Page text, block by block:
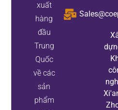
xuất
hàng
đầu
Trung
Quốc
về các
sản
phẩm